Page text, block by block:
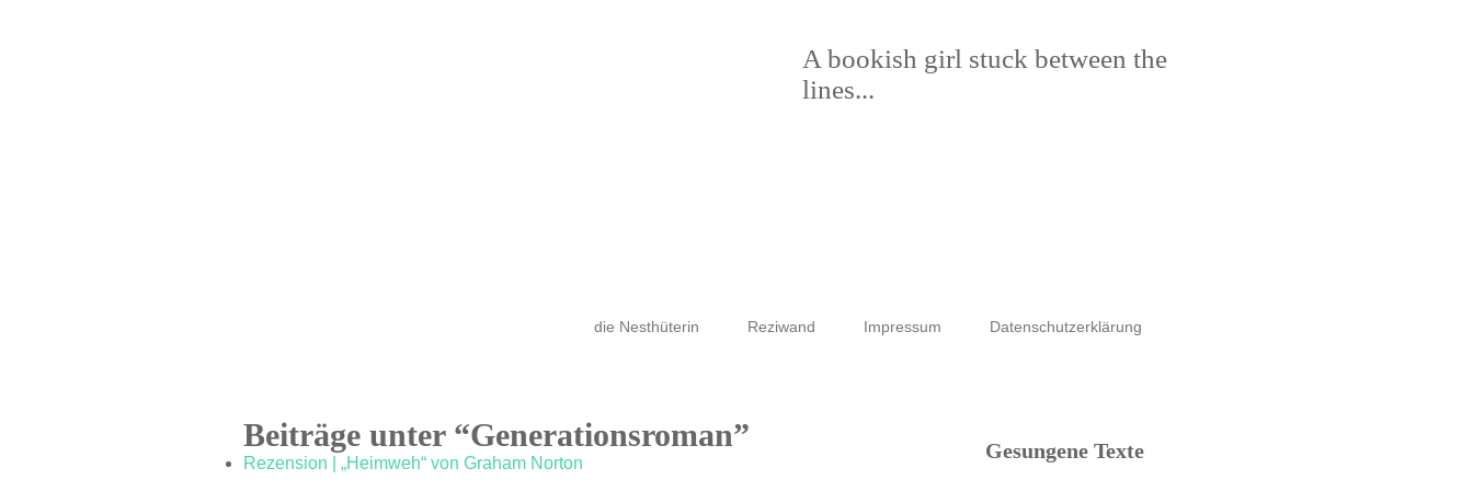
A bookish girl stuck between the
lines...
die Nesthüterin Reziwand Impressum Datenschutzerklärung
Beiträge unter “Generationsroman”
Rezension | „Heimweh“ von Graham Norton
Gesungene Texte